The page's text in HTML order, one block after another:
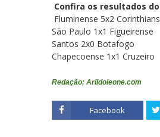
Confira os resultados
Fluminense 5x2 Corinthians
São Paulo 1x1 Figueirense
Santos 2x0 Botafogo
Chapecoense 1x1 Cruzeiro
Redação; Arildoleone.com
Facebook